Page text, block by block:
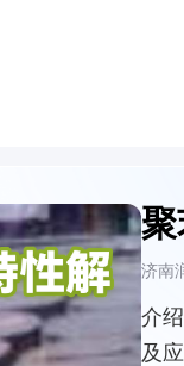
济南
介绍
及